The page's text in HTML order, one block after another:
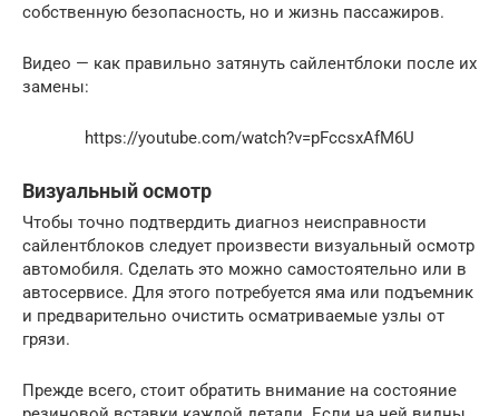
собственную безопасность, но и жизнь пассажиров.
Видео — как правильно затянуть сайлентблоки после их
замены:
https://youtube.com/watch?v=pFccsxAfM6U
Визуальный осмотр
Чтобы точно подтвердить диагноз неисправности
сайлентблоков следует произвести визуальный осмотр
автомобиля. Сделать это можно самостоятельно или в
автосервисе. Для этого потребуется яма или подъемник
и предварительно очистить осматриваемые узлы от
грязи.
Прежде всего, стоит обратить внимание на состояние